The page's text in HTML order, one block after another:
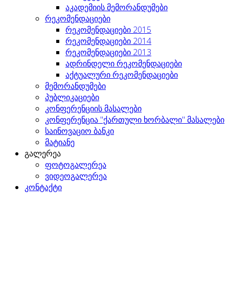
აკადემიის მემორანდუმები
რეკომენდაციები
რეკომენდაციები 2015
რეკომენდაციები 2014
რეკომენდაციები 2013
ადრინდელი რეკომენდაციები
აქტუალური რეკომენდაციები
მემორანდუმები
პუბლიკაციები
კონფერენციის მასალები
კონფერენცია "ქართული ხორბალი" მასალები
საინოვაციო ბანკი
მატიანე
გალერეა
ფოტოგალერეა
ვიდეოგალერეა
კონტაქტი